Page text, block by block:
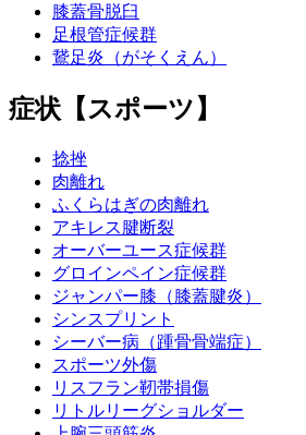
膝蓋骨脱臼
足根管症候群
鵞足炎（がそくえん）
症状【スポーツ】
捻挫
肉離れ
ふくらはぎの肉離れ
アキレス腱断裂
オーバーユース症候群
グロインペイン症候群
ジャンパー膝（膝蓋腱炎）
シンスプリント
シーバー病（踵骨骨端症）
スポーツ外傷
リスフラン靭帯損傷
リトルリーグショルダー